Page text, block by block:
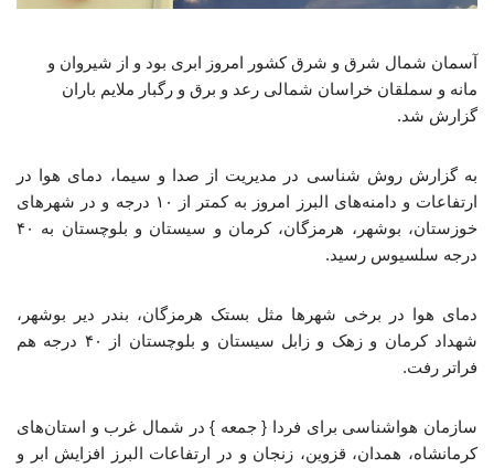
آسمان شمال شرق و شرق کشور امروز ابری بود و از شیروان و
مانه و سملقان خراسان شمالی رعد و برق و رگبار ملایم باران
گزارش شد.
به گزارش روش شناسی در مدیریت از صدا و سیما، دمای هوا در
ارتفاعات و دامنه‌های البرز امروز به کمتر از ۱۰ درجه و در شهرهای
خوزستان، بوشهر، هرمزگان، کرمان و سیستان و بلوچستان به ۴۰
درجه سلسیوس رسید.
دمای هوا در برخی شهرها مثل بستک هرمزگان، بندر دیر بوشهر،
شهداد کرمان و زهک و زابل سیستان و بلوچستان از ۴۰ درجه هم
فراتر رفت.
سازمان هواشناسی برای فردا { جمعه } در شمال غرب و استان‌های
کرمانشاه، همدان، قزوین، زنجان و در ارتفاعات البرز افزایش ابر و